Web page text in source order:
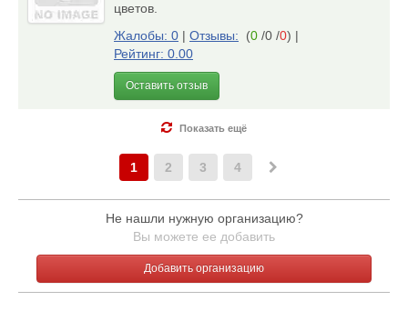
цветов.
Жалобы: 0 | Отзывы: (0 /0 /0) |
Рейтинг: 0.00
Оставить отзыв
Показать ещё
1 2 3 4
Не нашли нужную организацию?
Вы можете ее добавить
Добавить организацию